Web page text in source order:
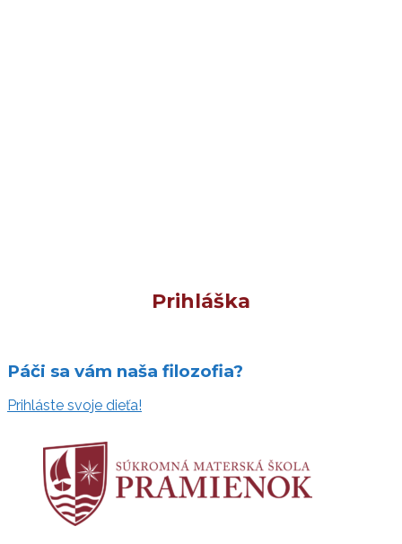
Prihláška
Páči sa vám naša filozofia?
Prihláste svoje dieťa!